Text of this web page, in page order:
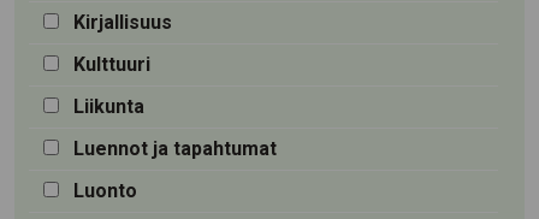
Kirjallisuus
Kulttuuri
Liikunta
Luennot ja tapahtumat
Luonto